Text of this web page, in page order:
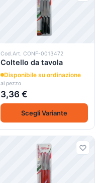
Cod.Art. CONF-0013472
Coltello da tavola
Disponibile su ordinazione
al pezzo
3,36 €
Scegli Variante